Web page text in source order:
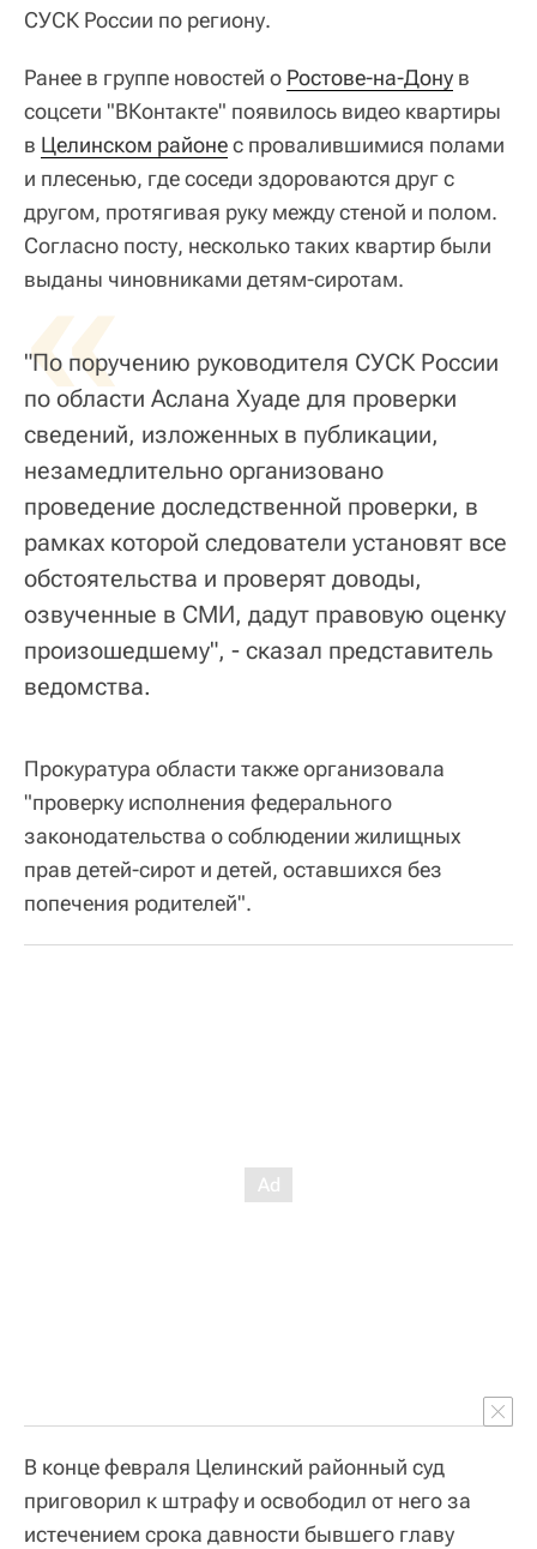
СУСК России по региону.
Ранее в группе новостей о Ростове-на-Дону в
соцсети "ВКонтакте" появилось видео квартиры
в Целинском районес провалившимися полами
и плесенью, где соседи здороваются друг с
другом, протягивая руку между стеной и полом.
Согласно посту, несколько таких квартир были
выданы чиновниками детям-сиротам.
«
"По поручению руководителя СУСК России
по области Аслана Хуаде для проверки
сведений, изложенных в публикации,
незамедлительно организовано
проведение доследственной проверки, в
рамках которой следователи установят все
обстоятельства и проверят доводы,
озвученные в СМИ, дадут правовую оценку
произошедшему", - сказал представитель
ведомства.
Прокуратура области также организовала
"проверку исполнения федерального
законодательства о соблюдении жилищных
прав детей-сирот и детей, оставшихся без
попечения родителей".
В конце февраля Целинский районный суд
приговорил к штрафу и освободил от него за
истечением срока давности бывшего главу